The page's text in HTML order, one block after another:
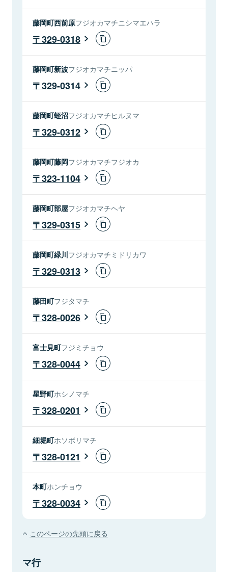
藤岡町西前原フジオカマチニシマエハラ
329-0318
藤岡町新波フジオカマチニッパ
329-0314
藤岡町蛭沼フジオカマチヒルヌマ
329-0312
藤岡町藤岡フジオカマチフジオカ
323-1104
藤岡町部屋フジオカマチヘヤ
329-0315
藤岡町緑川フジオカマチミドリカワ
329-0313
藤田町フジタマチ
328-0026
富士見町フジミチョウ
328-0044
星野町ホシノマチ
328-0201
細堀町ホソボリマチ
328-0121
本町ホンチョウ
328-0034
このページの先頭に戻る
マ行